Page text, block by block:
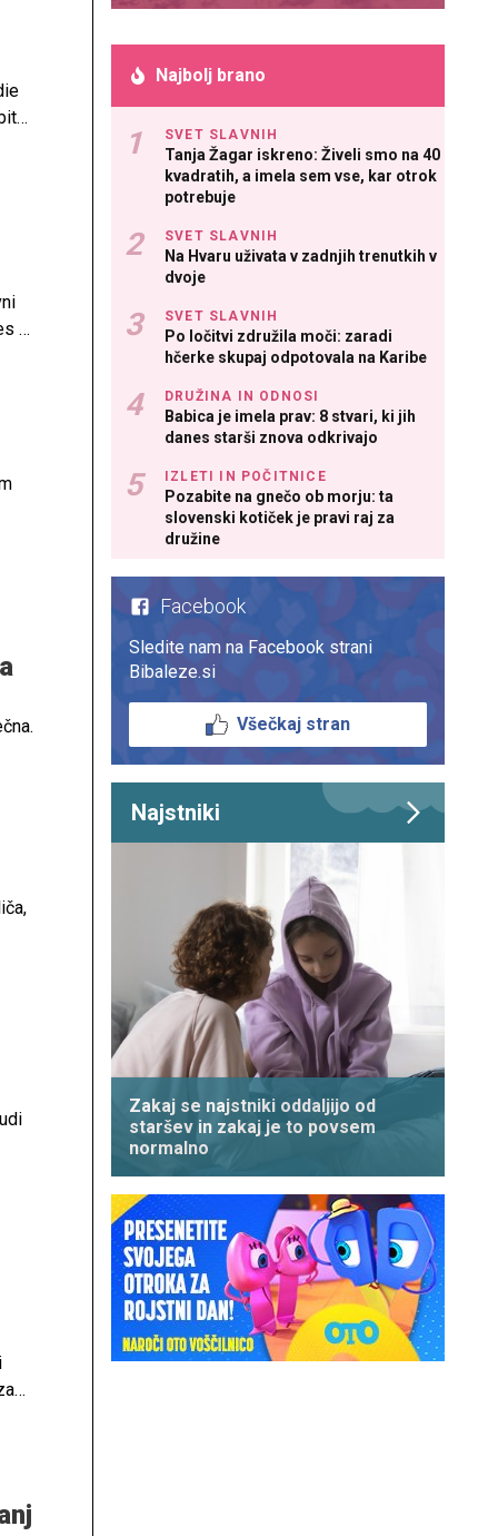
pa
Najbolj brano
SVET SLAVNIH
Tanja Žagar iskreno: Živeli smo na 40
kvadratih, a imela sem vse, kar otrok
potrebuje
SVET SLAVNIH
Na Hvaru uživata v zadnjih trenutkih v
dvoje
SVET SLAVNIH
Po ločitvi združila moči: zaradi
hčerke skupaj odpotovala na Karibe
DRUŽINA IN ODNOSI
Babica je imela prav: 8 stvari, ki jih
danes starši znova odkrivajo
IZLETI IN POČITNICE
Pozabite na gnečo ob morju: ta
slovenski kotiček je pravi raj za
družine
Facebook
Sledite nam na Facebook strani
Bibaleze.si
Všečkaj stran
Najstniki
Zakaj se najstniki oddaljijo od
staršev in zakaj je to povsem
normalno